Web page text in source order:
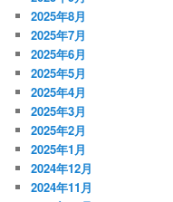
2025年8月
2025年7月
2025年6月
2025年5月
2025年4月
2025年3月
2025年2月
2025年1月
2024年12月
2024年11月